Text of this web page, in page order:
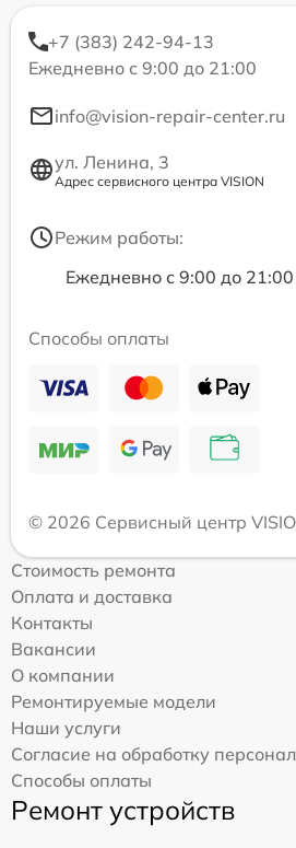
+7 (383) 242-94-13
Ежедневно с 9:00 до 21:00
info@vision-repair-center.ru
ул. Ленина, 3
Адрес сервисного центра VISION
Режим работы:
Ежедневно с 9:00 до 21:00
Способы оплаты
© 2026 Сервисный центр
Стоимость ремонта
Оплата и доставка
Контакты
Вакансии
О компании
Ремонтируемые модели
Наши услуги
Согласие на обработку
Способы оплаты
Ремонт устройств